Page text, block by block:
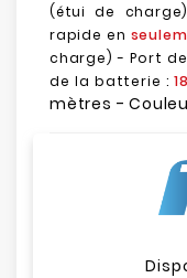
(étui de
rapide en
charge) - Port
de la batterie :
mètres -